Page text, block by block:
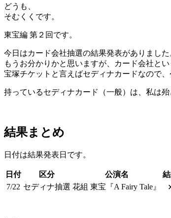
どうも、
そむくくです。
東宝編 第２回です。
今日はカード会社抽選の結果発表がありました
もうお分かりかと思いますが、カード会社とい
宝塚チケットと言えばセディナカードなので
持っているセディナカード（一般）は、私は
結果まとめ
日付は結果発表日です。
日付 区分 公演名
7/22 セディナ抽選 花組 東宝『A Fairy Tale』